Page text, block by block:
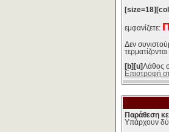
εμφανίζετε:
Δεν
[b][u] Λάθος
Επιστροφή
Παράθεση
Υπάρχουν